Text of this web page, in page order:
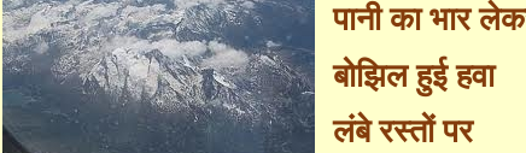
पानी का भार
बोझिल हुई हवा
लंबे रस्तों पर